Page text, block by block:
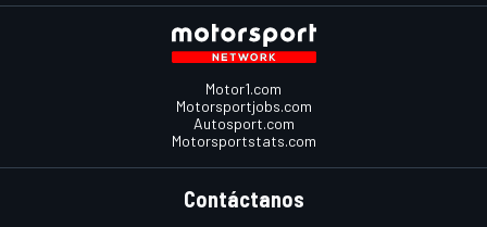
Motor1.com
Motorsportjobs.com
Autosport.com
Motorsportstats.com
Contáctanos